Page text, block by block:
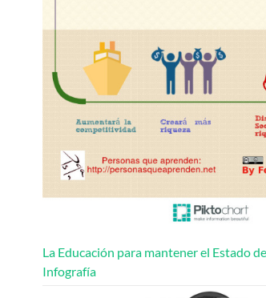
La Educación para mantener el Estado
Infografía